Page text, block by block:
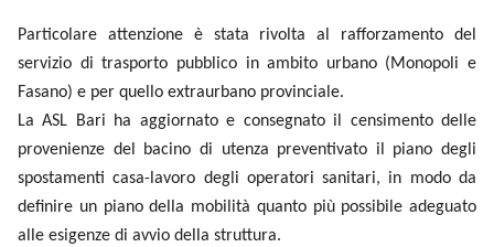
Particolare attenzione è stata rivolta al rafforzamento del
servizio di trasporto pubblico in ambito urbano (Monopoli e
Fasano) e per quello extraurbano provinciale.
La ASL Bari ha aggiornato e consegnato il censimento delle
provenienze del bacino di utenza preventivato il piano degli
spostamenti casa-lavoro degli operatori sanitari, in modo da
definire un piano della mobilità quanto più possibile adeguato
alle esigenze di avvio della struttura.